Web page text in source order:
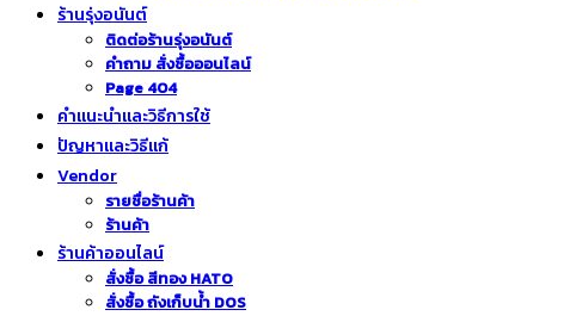
ร้านรุ่งอนันต์
ติดต่อร้านรุ่งอนันต์
คำถาม สั่งซื้อออนไลน์
Page 404
คำแนะนำและวิธีการใช้
ปัญหาและวิธีแก้
Vendor
รายชื่อร้านค้า
ร้านค้า
ร้านค้าออนไลน์
สั่งซื้อ สีทอง HATO
สั่งซื้อ ถังเก็บน้ำ DOS